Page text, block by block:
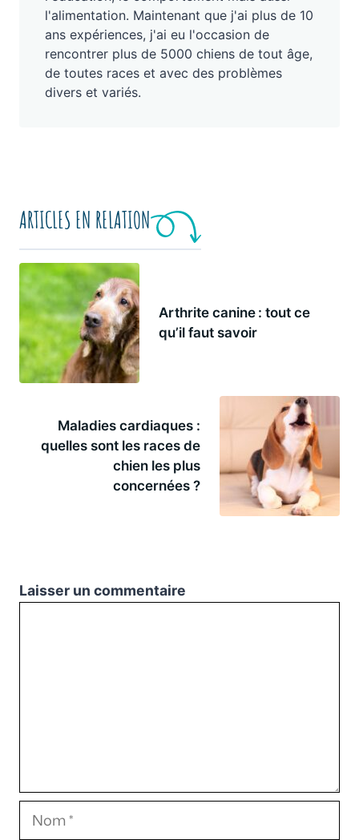
l'alimentation. Maintenant que j'ai plus de 10
ans expériences, j'ai eu l'occasion de
rencontrer plus de 5000 chiens de tout âge,
de toutes races et avec des problèmes
divers et variés.
ARTICLES EN RELATION
Arthrite canine : tout ce
qu’il faut savoir
Maladies cardiaques :
quelles sont les races de
chien les plus
concernées ?
Laisser un commentaire
Nom